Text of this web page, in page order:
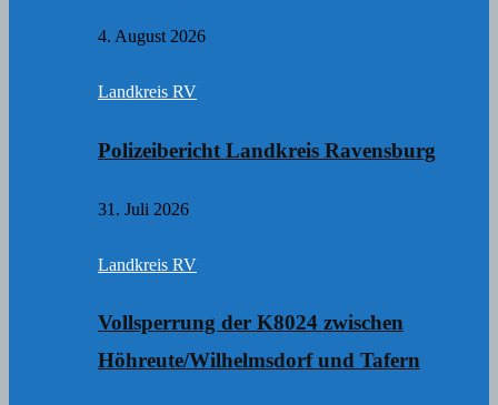
4. August 2026
Landkreis RV
Polizeibericht Landkreis Ravensburg
31. Juli 2026
Landkreis RV
Vollsperrung der K8024 zwischen
Höhreute/Wilhelmsdorf und Tafern